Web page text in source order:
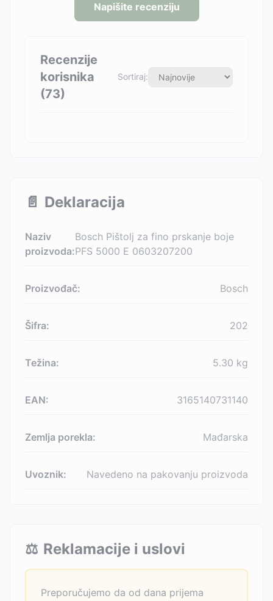
Napišite recenziju
Recenzije
korisnika
(73)
Sortiraj:
📄 Deklaracija
Naziv
proizvoda:
Bosch Pištolj za fino prskanje boje
PFS 5000 E 0603207200
Proizvođač: Bosch
Šifra: 202
Težina: 5.30 kg
EAN: 3165140731140
Zemlja porekla: Mađarska
Uvoznik: Navedeno na pakovanju proizvoda
⚖️ Reklamacije i uslovi
Preporučujemo da od dana prijema